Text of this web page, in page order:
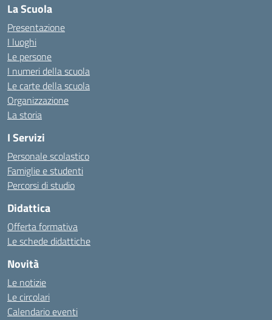
La Scuola
Presentazione
I luoghi
Le persone
I numeri della scuola
Le carte della scuola
Organizzazione
La storia
I Servizi
Personale scolastico
Famiglie e studenti
Percorsi di studio
Didattica
Offerta formativa
Le schede didattiche
Novità
Le notizie
Le circolari
Calendario eventi